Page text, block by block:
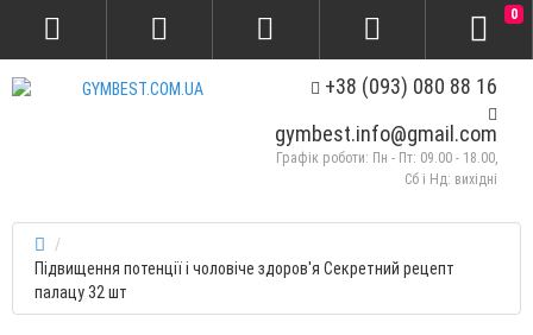
+38 (093) 080 88 16
gymbest.info@gmail.com
Графік роботи: Пн - Пт: 09.00 - 18.00,
Сб і Нд: вихідні
0
Підвищення потенції і чоловіче здоров'я Секретний рецепт
палацу 32 шт